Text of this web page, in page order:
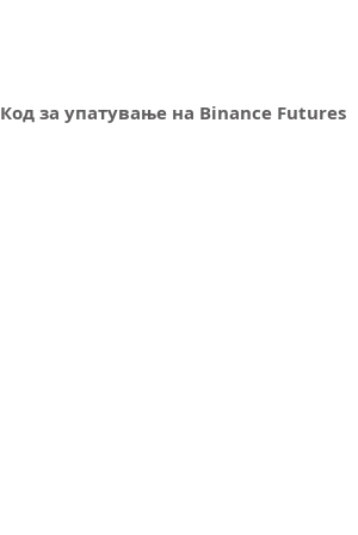
Код за упатување на Binance Futures